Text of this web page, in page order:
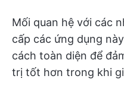
Mối quan hệ với các
cấp các ứng dụng
cách toàn diện để
trị tốt hơn trong khi